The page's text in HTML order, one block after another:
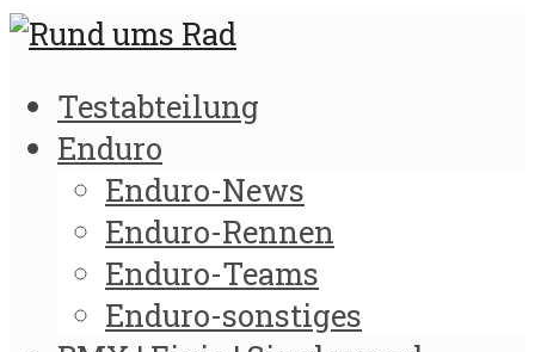
Testabteilung
Enduro
Enduro-News
Enduro-Rennen
Enduro-Teams
Enduro-sonstiges